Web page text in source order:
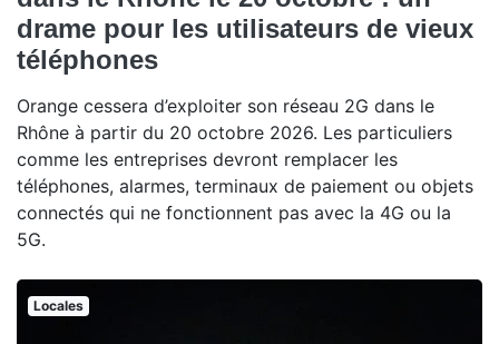
drame pour les utilisateurs de vieux
téléphones
Orange cessera d’exploiter son réseau 2G dans le
Rhône à partir du 20 octobre 2026. Les particuliers
comme les entreprises devront remplacer les
téléphones, alarmes, terminaux de paiement ou objets
connectés qui ne fonctionnent pas avec la 4G ou la
5G.
Locales